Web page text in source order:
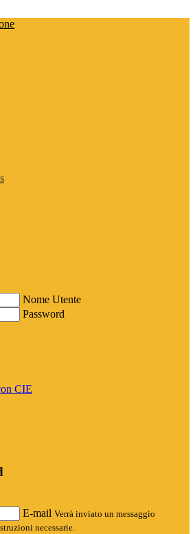
Nome Utente
Password
CIE
E-mail Verrà inviato un messaggio
necessarie.